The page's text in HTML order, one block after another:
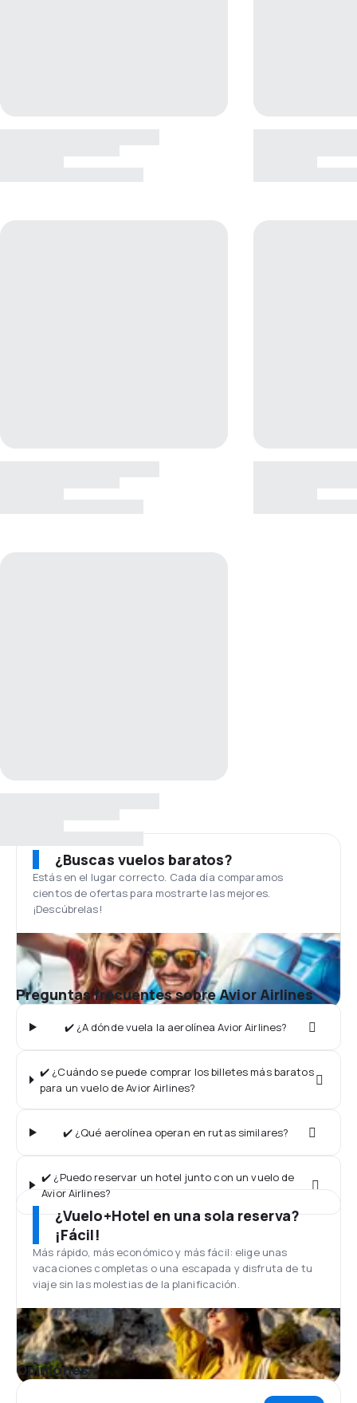
¿Buscas vuelos baratos?
Estás en el lugar correcto. Cada día comparamos
cientos de ofertas para mostrarte las mejores.
¡Descúbrelas!
Preguntas frecuentes sobre Avior Airlines
✔️ ¿A dónde vuela la aerolínea Avior Airlines?
✔️ ¿Cuándo se puede comprar los billetes más baratos
para un vuelo de Avior Airlines?
✔️ ¿Qué aerolínea operan en rutas similares?
✔️ ¿Puedo reservar un hotel junto con un vuelo de
Avior Airlines?
¿Vuelo+Hotel en una sola reserva?
¡Fácil!
Más rápido, más económico y más fácil: elige unas
vacaciones completas o una escapada y disfruta de tu
viaje sin las molestias de la planificación.
Opiniones